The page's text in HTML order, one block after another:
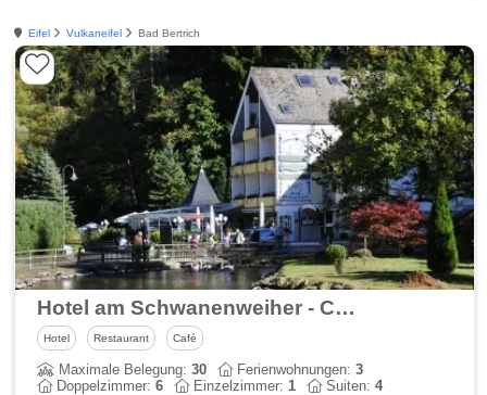
Eifel Vulkaneifel Bad Bertrich
Hotel am Schwanenweiher - Café - Restaurant
Hotel Restaurant Café
Maximale Belegung:30 Ferienwohnungen:3
Doppelzimmer:6 Einzelzimmer:1 Suiten:4